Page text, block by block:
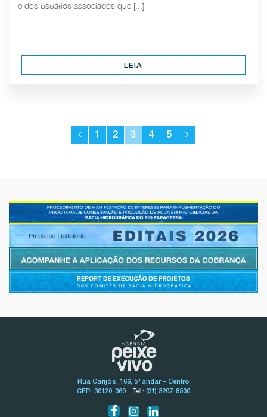
e dos usuários associados que [...]
LEIA
1 2 3 4 5
Rua Carijós, 166, 5º andar – Centro
CEP: 30120-060 – Tel.: (31) 3207-8500